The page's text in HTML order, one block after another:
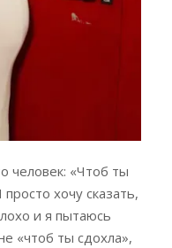
человек: «Чтоб ты
хочу сказать,
и я пытаюсь
«чтоб ты сдохла»,